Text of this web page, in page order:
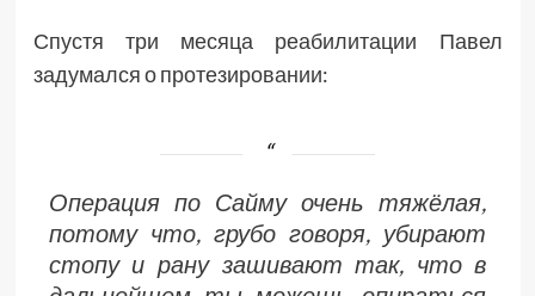
Спустя три месяца реабилитации Павел
задумался о протезировании:
Операция по Сайму очень тяжёлая,
потому что, грубо говоря, убирают
стопу и рану зашивают так, что в